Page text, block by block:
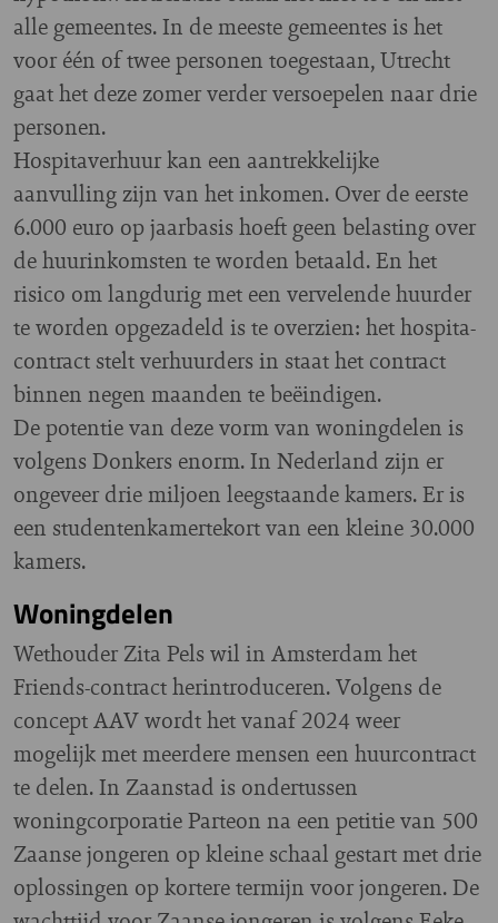
alle gemeentes. In de meeste gemeentes is het
voor één of twee personen toegestaan, Utrecht
gaat het deze zomer verder versoepelen naar drie
personen.
Hospitaverhuur kan een aantrekkelijke
aanvulling zijn van het inkomen. Over de eerste
6.000 euro op jaarbasis hoeft geen belasting over
de huurinkomsten te worden betaald. En het
risico om langdurig met een vervelende huurder
te worden opgezadeld is te overzien: het hospita-
contract stelt verhuurders in staat het contract
binnen negen maanden te beëindigen.
De potentie van deze vorm van woningdelen is
volgens Donkers enorm. In Nederland zijn er
ongeveer drie miljoen leegstaande kamers. Er is
een studentenkamertekort van een kleine 30.000
kamers.
Woningdelen
Wethouder Zita Pels wil in Amsterdam het
Friends-contract herintroduceren. Volgens de
concept AAV wordt het vanaf 2024 weer
mogelijk met meerdere mensen een huurcontract
te delen. In Zaanstad is ondertussen
woningcorporatie Parteon na een petitie van 500
Zaanse jongeren op kleine schaal gestart met drie
oplossingen op kortere termijn voor jongeren. De